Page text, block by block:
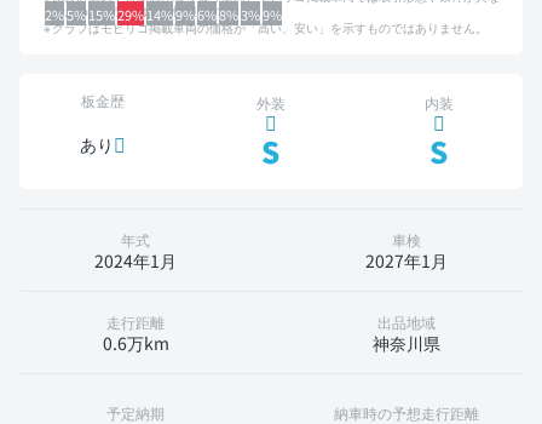
2%5%15%29%14%9%6%8%3%9%
るため、グラフは参考情報です。
グラフはモビリコ掲載車両の価格が「高い、安い」を示すものではありません。
板金歴
あり
外装
S
内装
S
年式
2024年1月
車検
2027年1月
走行距離
0.6万km
出品地域
神奈川県
予定納期 納車時の予想走行距離